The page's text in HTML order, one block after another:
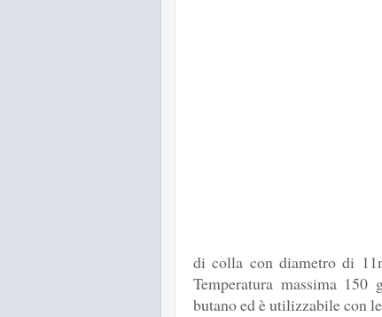
di colla con diametro di
Temperatura massima
butano ed è utilizzabile con